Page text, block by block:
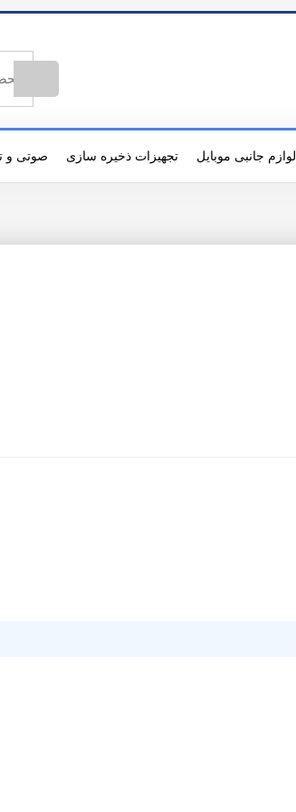
لوازم جانبی موبایل تجهیزات ذخیره سازی صوتی و